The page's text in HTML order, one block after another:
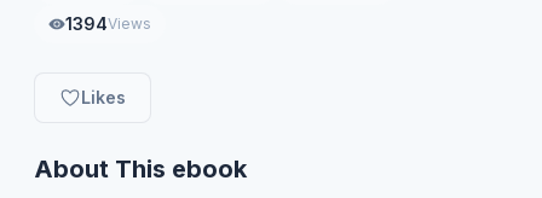
1394Views
Likes
About This ebook